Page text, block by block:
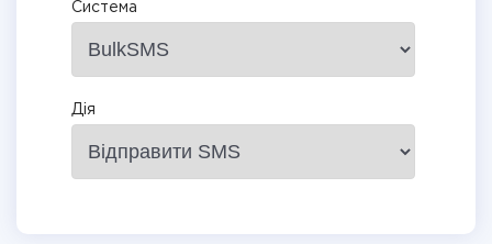
Система
Дія